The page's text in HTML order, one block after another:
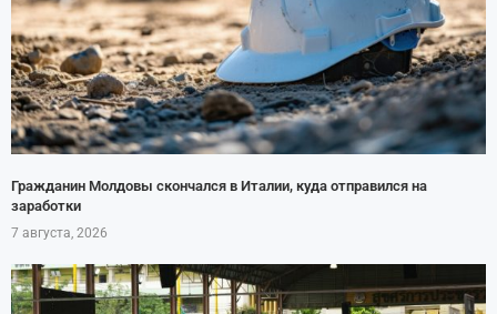
Гражданин Молдовы скончался в Италии, куда отправился на
заработки
7 августа, 2026